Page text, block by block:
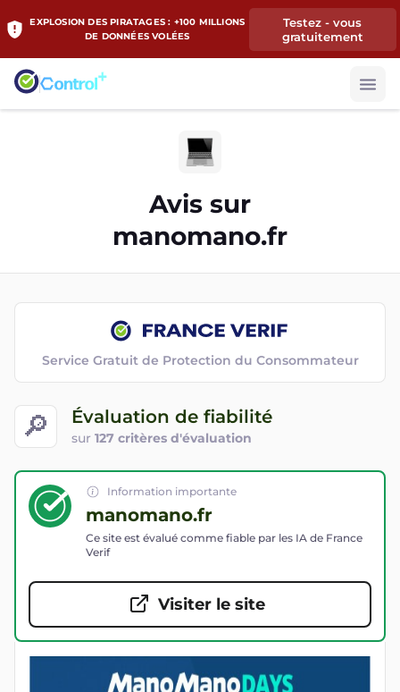
EXPLOSION DES PIRATAGES : +100 MILLIONS
DE DONNÉES VOLÉES
Testez - vous
gratuitement
Avis sur
manomano.fr
🔎 Évaluation de fiabilité
sur 127 critères d'évaluation
Service Gratuit de Protection du Consommateur
Information importante
manomano.fr
Ce site est évalué comme fiable par les IA de France
Verif
Visiter le site